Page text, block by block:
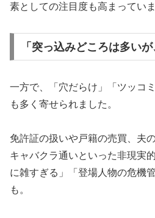
素としての注目度も高まっていま
「突っ込みどころは多い
一方で、「穴だらけ」「ツッコ
も多く寄せられました。
免許証の扱いや戸籍の売買、夫
キャバクラ通いといった非現実
に雑すぎる」「登場人物の危機
も。